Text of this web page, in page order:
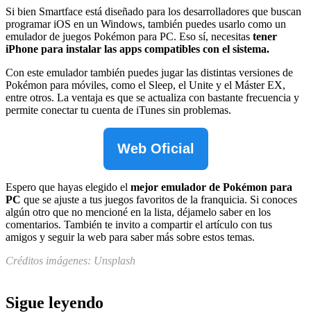
Si bien Smartface está diseñado para los desarrolladores que buscan
programar iOS en un Windows, también puedes usarlo como un
emulador de juegos Pokémon para PC. Eso sí, necesitas tener
iPhone para instalar las apps compatibles con el sistema.
Con este emulador también puedes jugar las distintas versiones de
Pokémon para móviles, como el Sleep, el Unite y el Máster EX,
entre otros. La ventaja es que se actualiza con bastante frecuencia y
permite conectar tu cuenta de iTunes sin problemas.
Web Oficial
Espero que hayas elegido el mejor emulador de Pokémon para
PC que se ajuste a tus juegos favoritos de la franquicia. Si conoces
algún otro que no mencioné en la lista, déjamelo saber en los
comentarios. También te invito a compartir el artículo con tus
amigos y seguir la web para saber más sobre estos temas.
Créditos imágenes: Unsplash
Sigue leyendo